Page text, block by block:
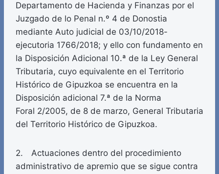
Departamento de Hacienda y Finanzas por el
Juzgado de lo Penal n.º 4 de Donostia
mediante Auto judicial de 03/10/2018-
ejecutoria 1766/2018; y ello con fundamento en
la Disposición Adicional 10.ª de la Ley General
Tributaria, cuyo equivalente en el Territorio
Histórico de Gipuzkoa se encuentra en la
Disposición adicional 7.ª de la Norma
Foral 2/2005, de 8 de marzo, General Tributaria
del Territorio Histórico de Gipuzkoa.
2. Actuaciones dentro del procedimiento
administrativo de apremio que se sigue contra